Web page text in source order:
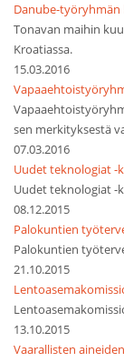
Danube-työryhmän
Tonavan maihin
Kroatiassa.
15.03.2016
sen merkityksestä
07.03.2016
Uudet teknologiat -
Uudet teknologiat -
08.12.2015
Palokuntien
Palokuntien
21.10.2015
13.10.2015
Vaarallisten